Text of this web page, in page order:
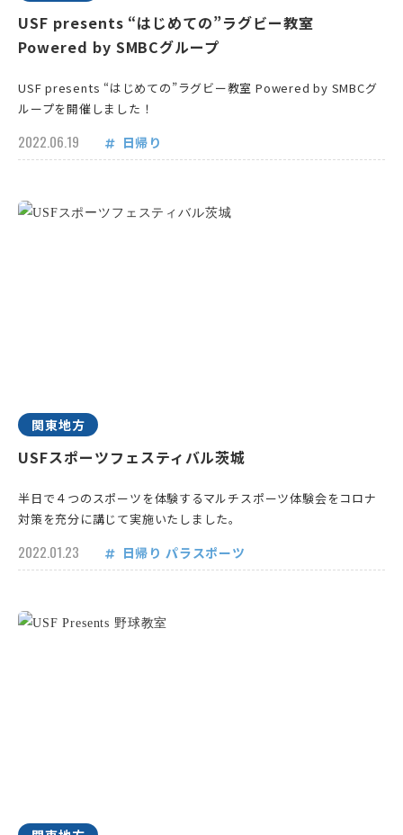
USF presents “はじめての”ラグビー教室
Powered by SMBCグループ
USF presents “はじめての”ラグビー教室 Powered by SMBCグ
ループを開催しました！
2022.06.19 日帰り
関東地方
USFスポーツフェスティバル茨城
半日で４つのスポーツを体験するマルチスポーツ体験会をコロナ
対策を充分に講じて実施いたしました。
2022.01.23 日帰り パラスポーツ